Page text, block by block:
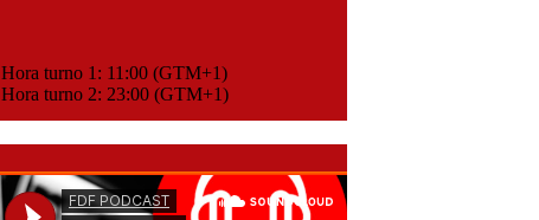
Hora turno 1: 11:00 (GTM+1)
Hora turno 2: 23:00 (GTM+1)